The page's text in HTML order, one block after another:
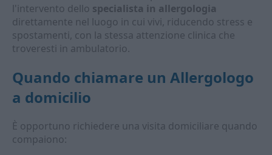
l'intervento dello specialista in allergologia
direttamente nel luogo in cui vivi, riducendo stress e
spostamenti, con la stessa attenzione clinica che
troveresti in ambulatorio.
Quando chiamare un Allergologo
a domicilio
È opportuno richiedere una visita domiciliare quando
compaiono: